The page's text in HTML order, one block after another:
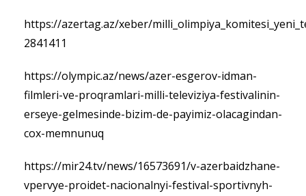
https://azertag.az/xeber/
2841411
https://olympic.az/news/azer-esgerov-idman-
filmleri-ve-proqramlari-milli-televiziya-festivalinin-
erseye-gelmesinde-bizim-de-payimiz-olacagindan-
cox-memnunuq
https://mir24.tv/news/16573691/v-azerbaidzhane-
vpervye-proidet-nacionalnyi-festival-sportivnyh-